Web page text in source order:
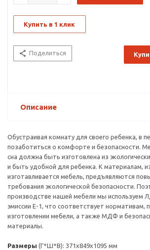
Купить в 1 клик
Поделиться
Описание
Обустраивая комнату для своего ребенка, в
позаботиться о комфорте и безопасности.
сна должна быть изготовлена из
и быть удобной для ребенка. К материалам,
изготавливается мебель, предъявляются
требования экологической безопасности.
производстве нашей мебели мы используем
эмиссии Е-1, что соответствует нормативам,
изготовлении мебели, а также МДФ и
материалы.
Размеры (Г*Ш*В): 371х849х1095 мм